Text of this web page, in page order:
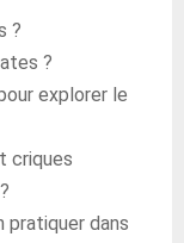
?
?
explorer le
criques
dans